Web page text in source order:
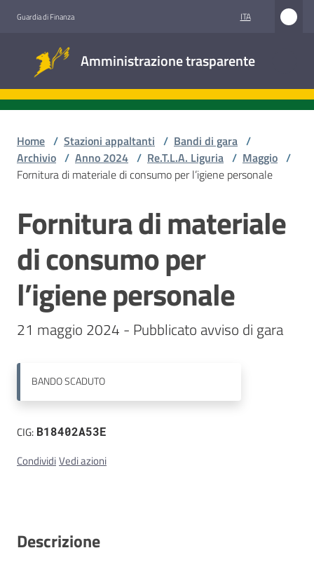
Guardia di Finanza ITA
Amministrazione trasparente
trasparente
Stazioni
appaltanti
Home / Stazioni appaltanti / Bandi di gara /
Archivio / Anno 2024 / Re.T.L.A. Liguria / Maggio /
Fornitura di materiale di consumo per l’igiene personale
Salta al contenuto
Fornitura di materiale
di consumo per
l’igiene personale
21 maggio 2024 - Pubblicato avviso di gara
BANDOSCADUTO
CIG: B18402A53E
CondividiVedi azioni
Descrizione